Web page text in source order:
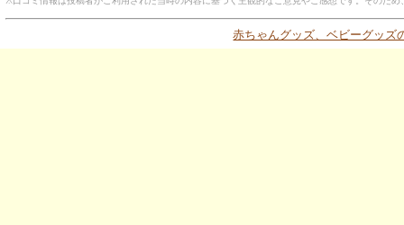
赤ちゃんグッズ、ベビーグッズ